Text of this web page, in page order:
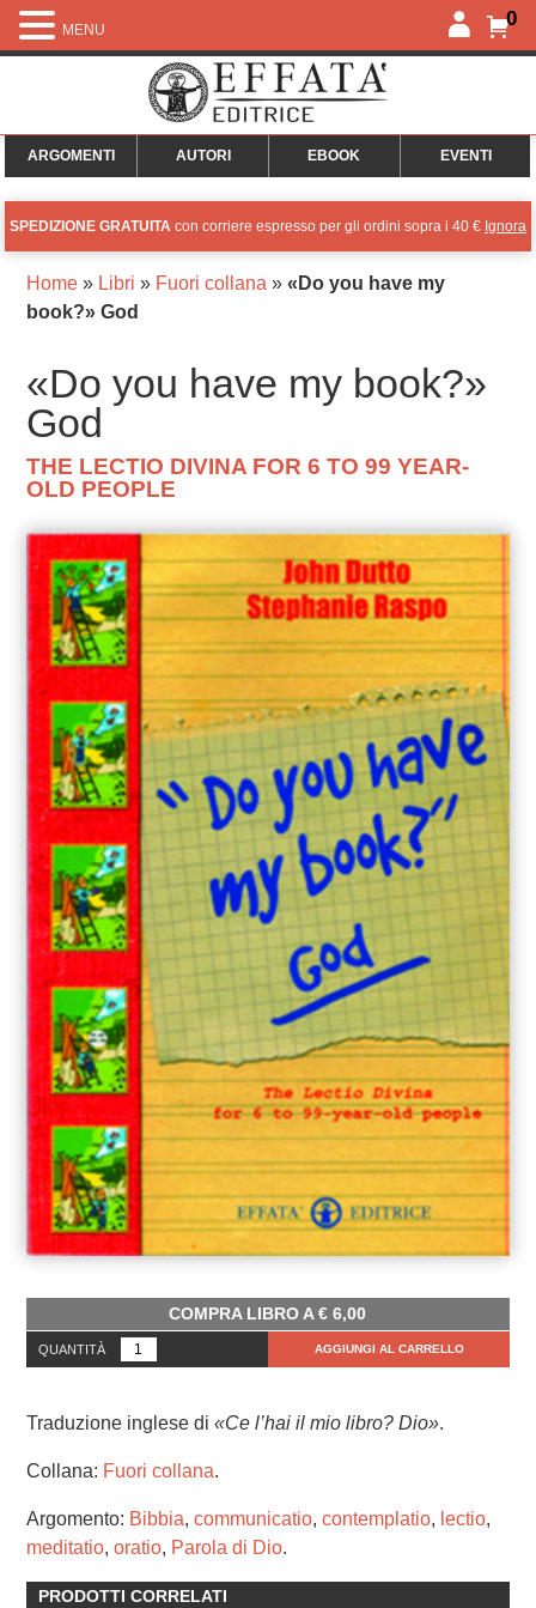
0
ARGOMENTI AUTORI EBOOK EVENTI
SPEDIZIONE GRATUITA con corriere espresso per gli ordini sopra i 40 € Ignora
Home» Libri » Fuori collana » «Do you have my
book?» God
«Do you have my book?»
God
THE LECTIO DIVINA FOR 6 TO 99 YEAR-
OLD PEOPLE
COMPRA LIBRO A€ 6,00
QUANTITÀ AGGIUNGI AL CARRELLO
Traduzione inglese di «Ce l’hai il mio libro? Dio».
Collana: Fuori collana.
Argomento: Bibbia, communicatio, contemplatio, lectio,
meditatio, oratio, Parola di Dio.
PRODOTTI CORRELATI
MENU